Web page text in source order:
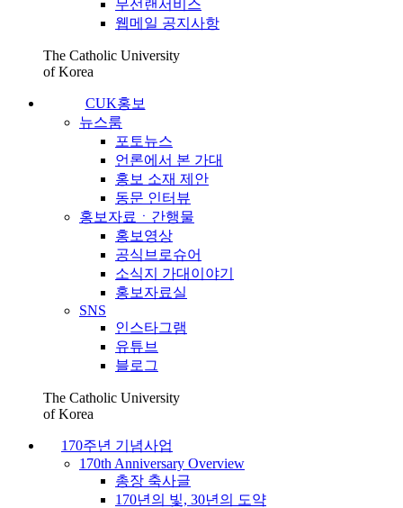
무선랜서비스
웹메일 공지사항
The Catholic University
of Korea
CUK홍보
뉴스룸
포토뉴스
언론에서 본 가대
홍보 소재 제안
동문 인터뷰
홍보자료ㆍ간행물
홍보영상
공식브로슈어
소식지 가대이야기
홍보자료실
SNS
인스타그램
유튜브
블로그
The Catholic University
of Korea
170주년 기념사업
170th Anniversary Overview
총장 축사글
170년의 빛, 30년의 도약